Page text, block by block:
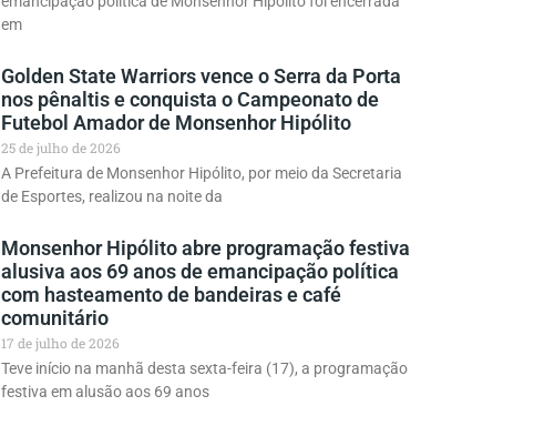
em
Golden State Warriors vence o Serra da Porta
nos pênaltis e conquista o Campeonato de
Futebol Amador de Monsenhor Hipólito
25 de julho de 2026
A Prefeitura de Monsenhor Hipólito, por meio da Secretaria
de Esportes, realizou na noite da
Monsenhor Hipólito abre programação festiva
alusiva aos 69 anos de emancipação política
com hasteamento de bandeiras e café
comunitário
17 de julho de 2026
Teve início na manhã desta sexta-feira (17), a programação
festiva em alusão aos 69 anos